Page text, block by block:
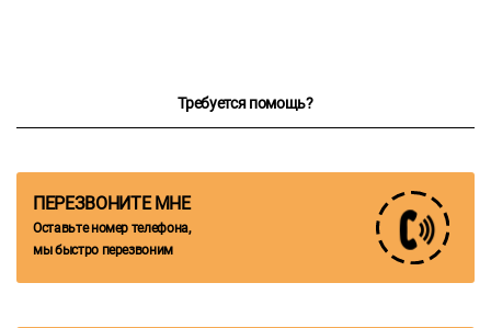
Требуется помощь?
ПЕРЕЗВОНИТЕ МНЕ
Оставьте номер телефона,
мы быстро перезвоним